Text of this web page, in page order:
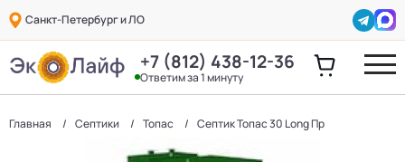
Санкт-Петербург и ЛО
+7 (812) 438-12-36
Ответим за 1 минуту
Главная Септики Топас Септик Топас 30 Long Пр